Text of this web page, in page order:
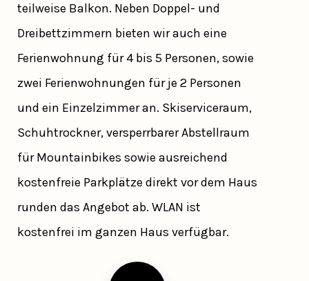
teilweise Balkon. Neben Doppel- und
Dreibettzimmern bieten wir auch eine
Ferienwohnung für 4 bis 5 Personen, sowie
zwei Ferienwohnungen für je 2 Personen
und ein Einzelzimmer an. Skiserviceraum,
Schuhtrockner, versperrbarer Abstellraum
für Mountainbikes sowie ausreichend
kostenfreie Parkplätze direkt vor dem Haus
runden das Angebot ab. WLAN ist
kostenfrei im ganzen Haus verfügbar.